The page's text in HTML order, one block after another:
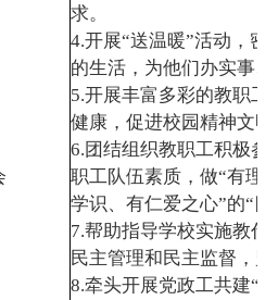
求。
4.开展“送温暖”活动，
的生活，为他们办实事
5.开展丰富多彩的教职
健康，促进校园精神文
6.团结组织教职工积极
职工队伍素质，做“有理
学识、有仁爱之心”的“
7.帮助指导学校实施教
民主管理和民主监督，
8.牵头开展党政工共建“